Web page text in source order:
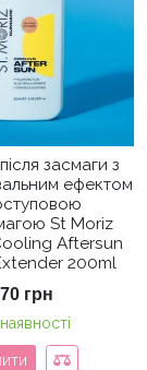
засмаги з
ефектом
St Moriz
Aftersun
200ml
грн